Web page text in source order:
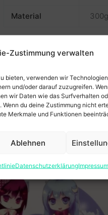
Zustimmung verwalten
bieten, verwenden wir
und/oder darauf zuzugreifen.
wir Daten wie das Surfverhalten
Wenn du deine Zustimmung nicht
Merkmale und Funktionen
Ablehnen
DatenschutzerklärungImpressum
Material
Produktsicherheit
Produktsicherheit
Herstellerinformationen
Dr.-Wilhelm-Külz-Str. 58
Natalia Schiller